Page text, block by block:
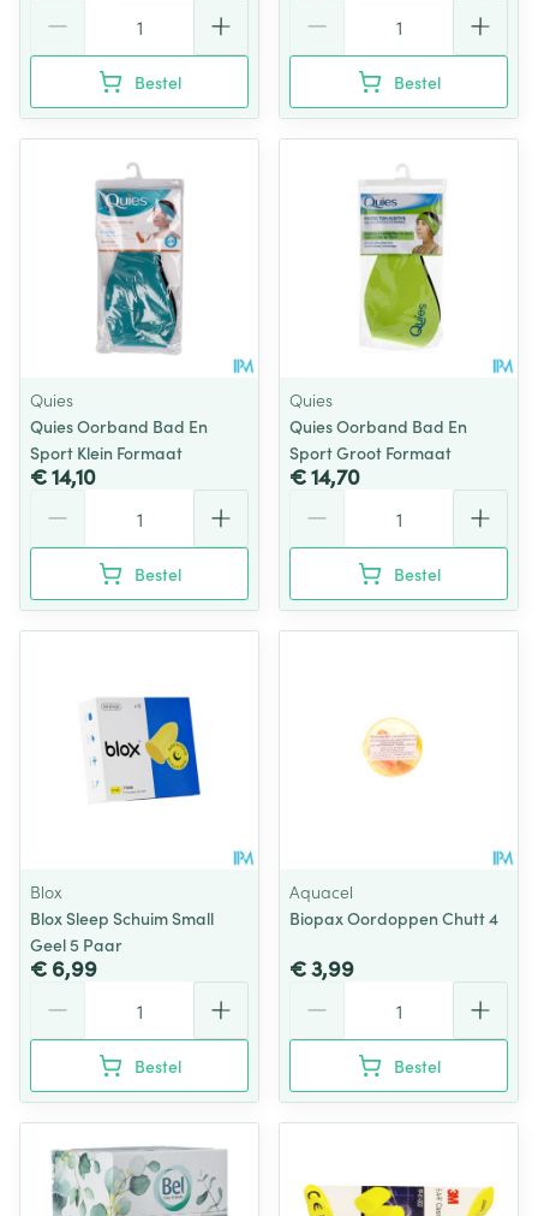
Bestel Bestel
Quies
Quies Oorband Bad En
Sport Klein Formaat
€ 14,10
Bestel
Quies
Quies Oorband Bad En
Sport Groot Formaat
€ 14,70
Bestel
Blox
Blox Sleep Schuim Small
Geel 5 Paar
€ 6,99
Bestel
Aquacel
Biopax Oordoppen Chutt 4
€ 3,99
Bestel